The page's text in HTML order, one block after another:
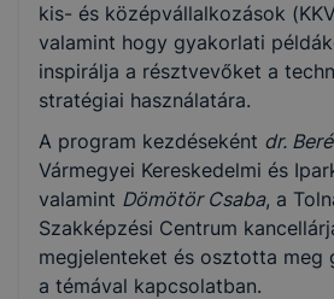
kis- és középvállalkozások
valamint hogy gyakorlati
inspirálja a résztvevőket a
stratégiai használatára.
A program kezdéseként dr.
Vármegyei Kereskedelmi és
valamint Dömötör Csaba, a
Szakképzési Centrum
megjelenteket és osztotta meg
a témával kapcsolatban.